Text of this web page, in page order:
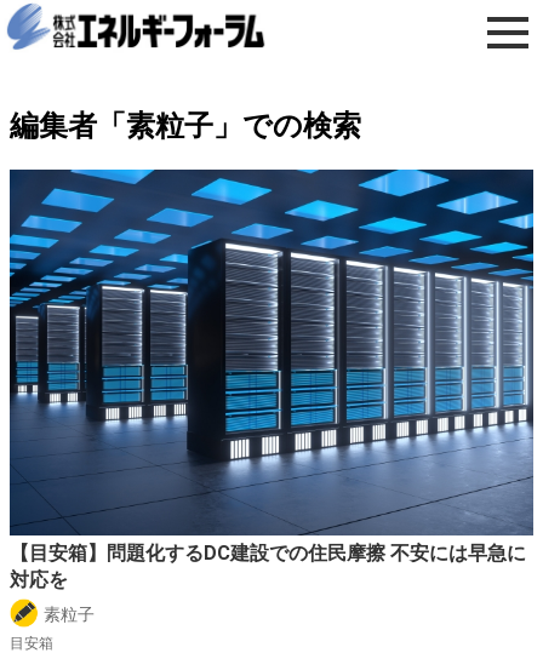
編集者「素粒子」での検索
【目安箱】問題化するDC建設での住民摩擦 不安には早急に
対応を
素粒子
目安箱